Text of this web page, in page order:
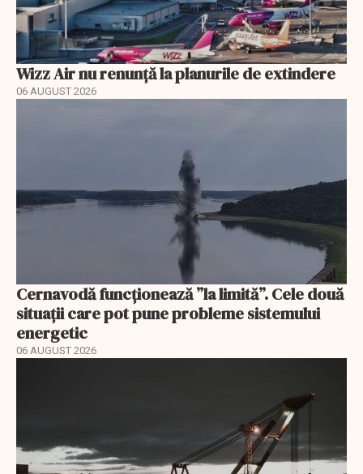
Wizz Air nu renunță la planurile de extindere
06 AUGUST 2026
Cernavodă funcționează ”la limită”. Cele două
situații care pot pune probleme sistemului
energetic
06 AUGUST 2026